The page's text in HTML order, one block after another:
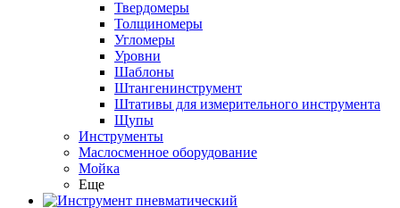
Твердомеры
Толщиномеры
Угломеры
Уровни
Шаблоны
Штангенинструмент
Штативы для измерительного инструмента
Щупы
Инструменты
Маслосменное оборудование
Мойка
Еще